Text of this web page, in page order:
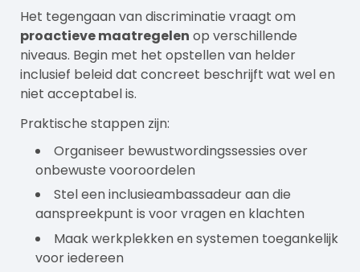
Het tegengaan van discriminatie vraagt om
proactieve maatregelen op verschillende
niveaus. Begin met het opstellen van helder
inclusief beleid dat concreet beschrijft wat wel en
niet acceptabel is.
Praktische stappen zijn:
Organiseer bewustwordingssessies over
onbewuste vooroordelen
Stel een inclusieambassadeur aan die
aanspreekpunt is voor vragen en klachten
Maak werkplekken en systemen toegankelijk
voor iedereen